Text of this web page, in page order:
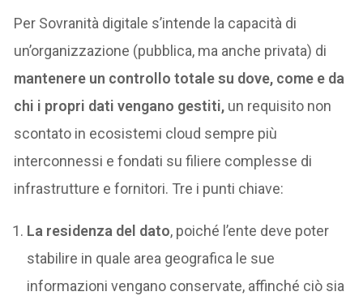
Per Sovranità digitale s’intende la capacità di
un’organizzazione (pubblica, ma anche privata) di
mantenere un controllo totale su dove, come e da
chi i propri dati vengano gestiti, un requisito non
scontato in ecosistemi cloud sempre più
interconnessi e fondati su filiere complesse di
infrastrutture e fornitori. Tre i punti chiave:
La residenza del dato, poiché l’ente deve poter
stabilire in quale area geografica le sue
informazioni vengano conservate, affinché ciò sia